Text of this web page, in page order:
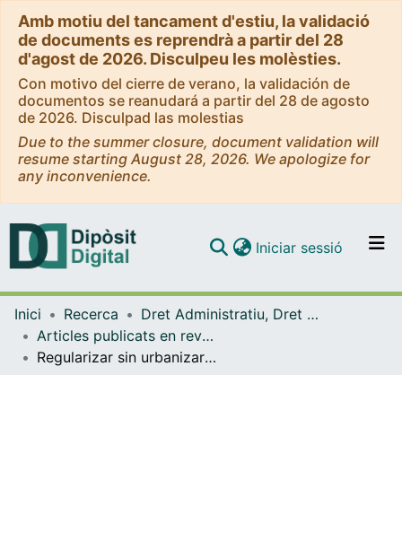
Amb motiu del tancament d'estiu, la validació
de documents es reprendrà a partir del 28
d'agost de 2026. Disculpeu les molèsties.
Con motivo del cierre de verano, la validación de
documentos se reanudará a partir del 28 de agosto
de 2026. Disculpad las molestias
Due to the summer closure, document validation will
resume starting August 28, 2026. We apologize for
any inconvenience.
Navega per tot el DD
Iniciar sessió (current)
Inici Recerca
Dret Administratiu, Dret Processal i Dret Financer i Tributari
Articles publicats en revistes (Dret Administratiu, Dret Processal i Dret Financer i Tributari)
Regularizar sin urbanizar: limitaciones del modelo estatal de formalización del suelo en el Perú